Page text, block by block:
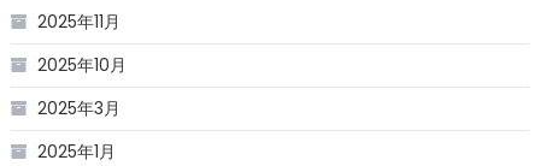
2025年11月
2025年10月
2025年3月
2025年1月